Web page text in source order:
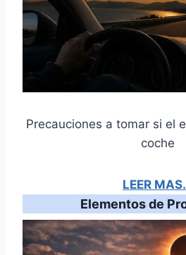
Precauciones a tomar si el
coche
LEER
Elementos de